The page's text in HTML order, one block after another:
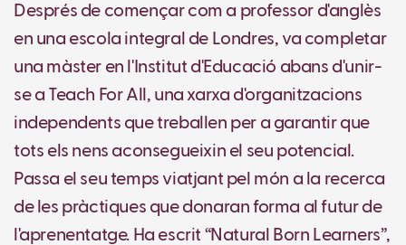
Després de començar com a professor d'anglès
en una escola integral de Londres, va completar
una màster en l'Institut d'Educació abans d'unir-
se a Teach For All, una xarxa d'organitzacions
independents que treballen per a garantir que
tots els nens aconsegueixin el seu potencial.
Passa el seu temps viatjant pel món a la recerca
de les pràctiques que donaran forma al futur de
l'aprenentatge. Ha escrit “Natural Born Learners”,